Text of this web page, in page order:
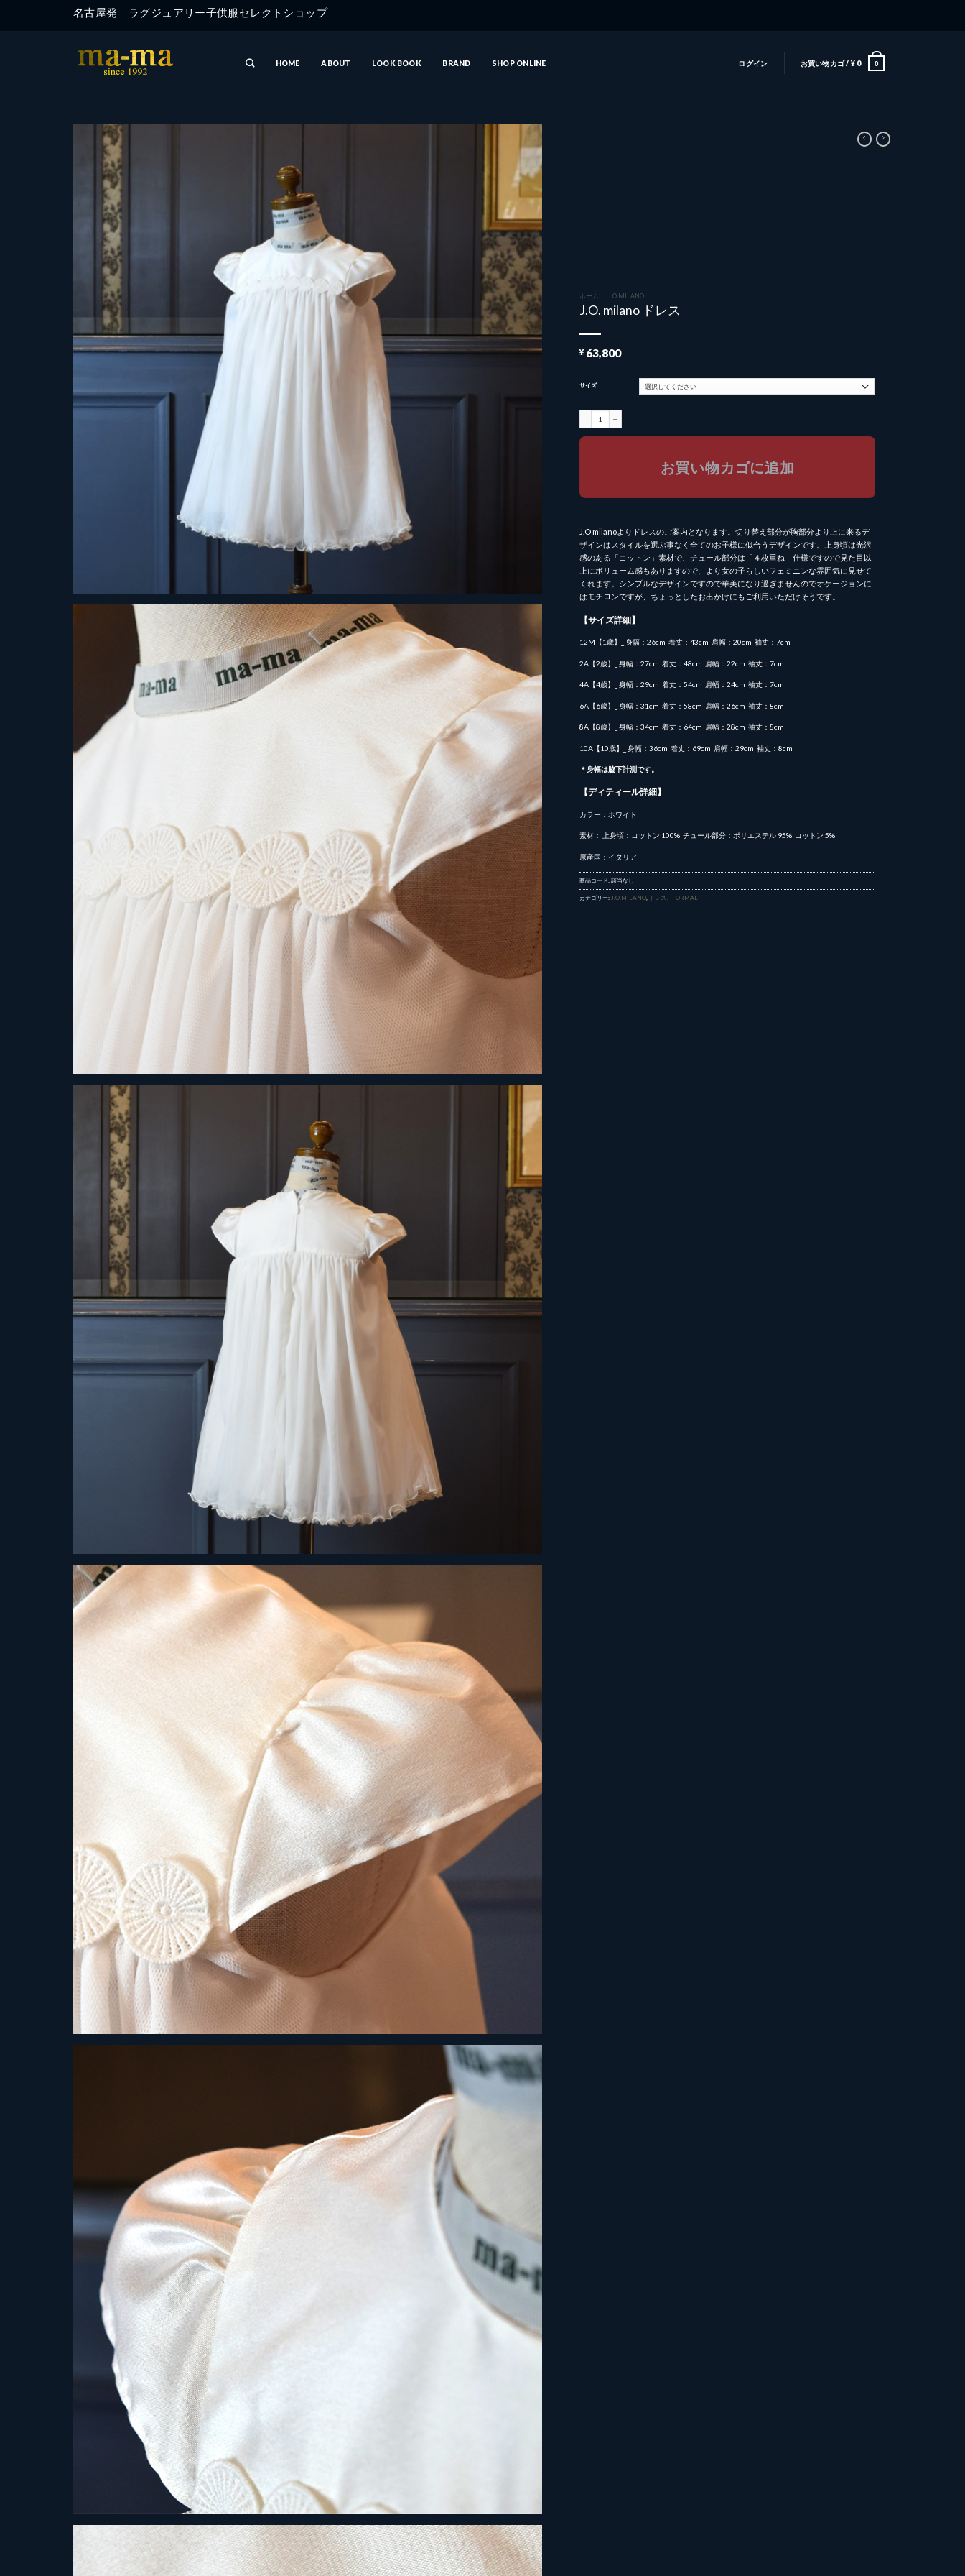
名古屋発｜ラグジュアリー子供服セレクトショップ
HOME ABOUT LOOK BOOK BRAND SHOP ONLINE ログイン お買い物カゴ /¥0 0
ホーム J.O.MILANO
J.O. milano ドレス
¥63,800
J.O milanoよりドレスのご案内となります。切り替え部分が胸部分より上に来るデ
ザインはスタイルを選ぶ事なく全てのお子様に似合うデザインです。上身頃は光沢
感のある「コットン」素材で、チュール部分は「４枚重ね」仕様ですので見た目以
上にボリューム感もありますので、より女の子らしいフェミニンな雰囲気に見せて
くれます。シンプルなデザインですので華美になり過ぎませんのでオケージョンに
はモチロンですが、ちょっとしたお出かけにもご利用いただけそうです。
【サイズ詳細】
12M【1歳】_ 身幅：26cm 着丈：43cm 肩幅：20cm 袖丈：7cm
2A【2歳】_ 身幅：27cm 着丈：48cm 肩幅：22cm 袖丈：7cm
4A【4歳】_ 身幅：29cm 着丈：54cm 肩幅：24cm 袖丈：7cm
6A【6歳】_ 身幅：31cm 着丈：58cm 肩幅：26cm 袖丈：8cm
8A【8歳】_ 身幅：34cm 着丈：64cm 肩幅：28cm 袖丈：8cm
10A【10歳】_ 身幅：36cm 着丈：69cm 肩幅：29cm 袖丈：8cm
＊身幅は脇下計測です。
【ディティール詳細】
カラー：ホワイト
素材： 上身頃：コットン 100% チュール部分：ポリエステル 95% コットン 5%
原産国：イタリア
サイズ
お買い物カゴに追加
商品コード:該当なし
カテゴリー:J.O.MILANO, ドレス、FORMAL